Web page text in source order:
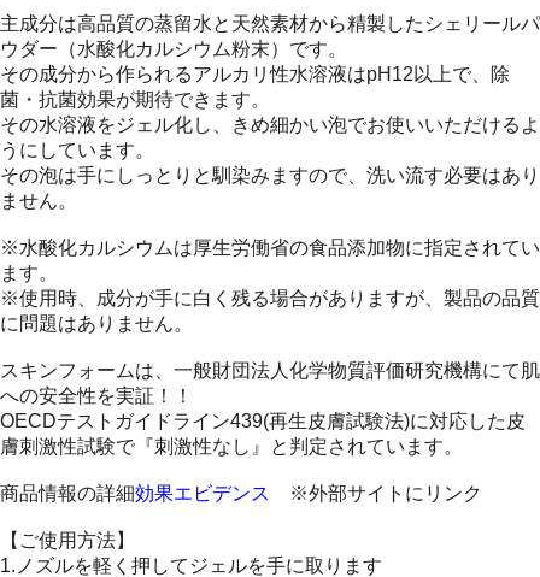
主成分は高品質の蒸留水と天然素材から精製したシェリールパ
ウダー（水酸化カルシウム粉末）です。
その成分から作られるアルカリ性水溶液はpH12以上で、除
菌・抗菌効果が期待できます。
その水溶液をジェル化し、きめ細かい泡でお使いいただけるよ
うにしています。
その泡は手にしっとりと馴染みますので、洗い流す必要はあり
ません。
※水酸化カルシウムは厚生労働省の食品添加物に指定されてい
ます。
※使用時、成分が手に白く残る場合がありますが、製品の品質
に問題はありません。
スキンフォームは、一般財団法人化学物質評価研究機構にて肌
への安全性を実証！！
OECDテストガイドライン439(再生皮膚試験法)に対応した皮
膚刺激性試験で『刺激性なし』と判定されています。
商品情報の詳細効果エビデンス ※外部サイトにリンク
【ご使用方法】
1.ノズルを軽く押してジェルを手に取ります